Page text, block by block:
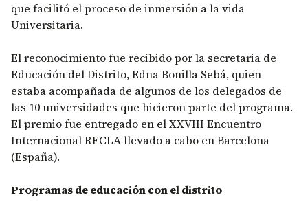
que facilitó el proceso de inmersión a la vida
Universitaria.
El reconocimiento fue recibido por la secretaria de
Educación del Distrito, Edna Bonilla Sebá, quien
estaba acompañada de algunos de los delegados de
las 10 universidades que hicieron parte del programa.
El premio fue entregado en el XXVIII Encuentro
Internacional RECLA llevado a cabo en Barcelona
(España).
Programas de educación con el distrito